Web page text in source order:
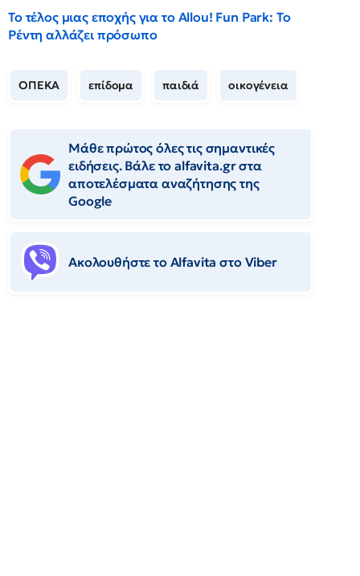
Το τέλος μιας εποχής για το Allou! Fun Park: Το
Ρέντη αλλάζει πρόσωπο
ΟΠΕΚΑ επίδομα παιδιά οικογένεια
Μάθε πρώτος όλες τις σημαντικές
ειδήσεις. Βάλε το alfavita.gr στα
αποτελέσματα αναζήτησης της
Google
Ακολουθήστε το Αlfavita στο Viber